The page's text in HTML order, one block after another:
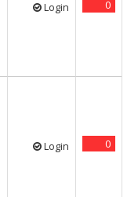
Login 0
Login 0